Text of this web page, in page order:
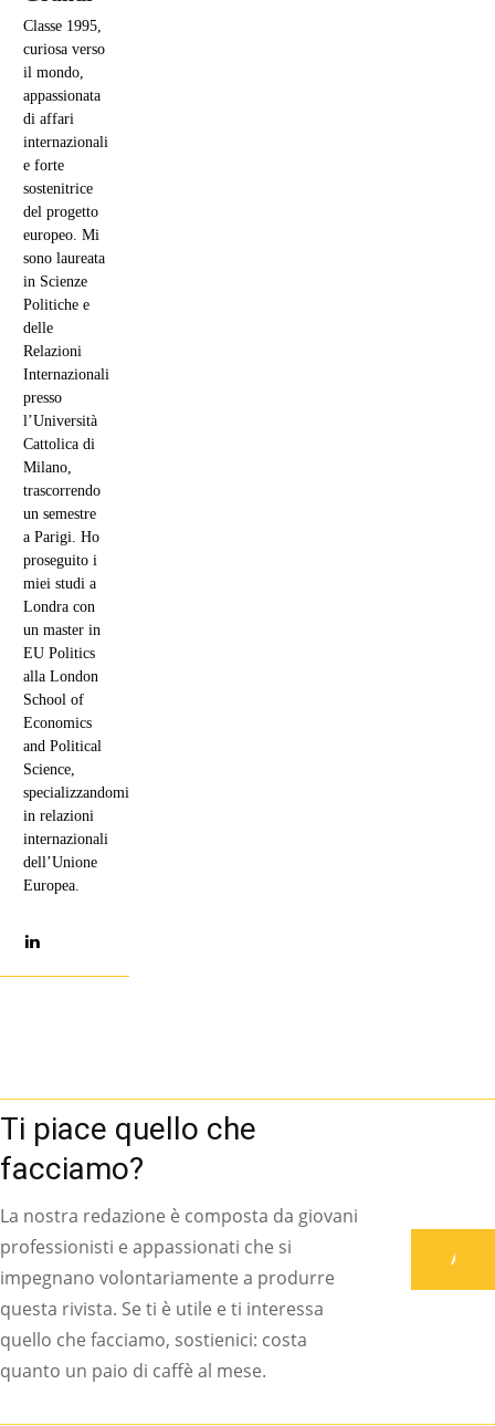
Classe 1995,
curiosa verso
il mondo,
appassionata
di affari
internazionali
e forte
sostenitrice
del progetto
europeo. Mi
sono laureata
in Scienze
Politiche e
delle
Relazioni
Internazionali
presso
l’Università
Cattolica di
Milano,
trascorrendo
un semestre
a Parigi. Ho
proseguito i
miei studi a
Londra con
un master in
EU Politics
alla London
School of
Economics
and Political
Science,
specializzandomi
in relazioni
internazionali
dell’Unione
Europea.
Ti piace quello che
facciamo?
La nostra redazione è composta da giovani
professionisti e appassionati che si
impegnano volontariamente a produrre
questa rivista. Se ti è utile e ti interessa
quello che facciamo, sostienici: costa
quanto un paio di caffè al mese.